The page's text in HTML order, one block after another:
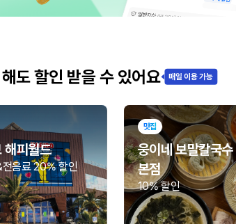
도 할인 받을 수 있어요
해피월드
전음료 20% 할인
맛집
웅이네 보말칼국
본점
10% 할인